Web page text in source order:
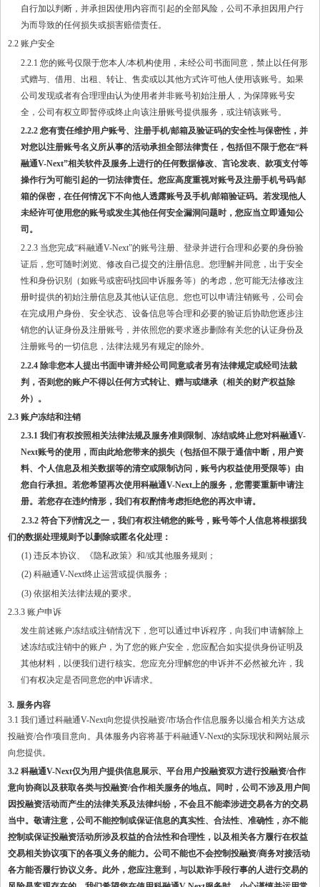
自行加以判断，并承担因使用内容而引起的全部风险，公司不承担因用户行
为而导致的任何损失或损害赔偿责任。
2.2 账户安全
2.2.1 您的账号仅限于您本人/本机构使用，未经公司书面同意，禁止以任何形
式赠与、借用、出租、转让、售卖或以其他方式许可他人使用该账号。如果
公司发现或者有合理理由认为使用者并非账号初始注册人，为保障账号安
全，公司有权立即暂停或终止向该注册账号提供服务，或注销该账号。
2.2.2 您有责任维护用户账号、注册手机/邮箱及验证码的安全性与保密性，并
对您以注册账号名义所从事的活动承担全部法律责任，包括但不限于您在“科
融通V-Next”相关软件及服务上进行的任何数据修改、言论发表、款项支付等
操作行为可能引起的一切法律责任。您应高度重视对账号及注册手机号码/邮
箱的保密，在任何情况下不向他人透露账号及手机/邮箱验证码。若发现他人
未经许可使用您的账号或发生其他任何安全漏洞问题时，您应当立即通知公
司。
2.2.3 当您完成“科融通V-Next”的账号注册、登录并进行合理和必要的身份验
证后，您可随时浏览、修改自己提交的注册信息。您理解并同意，出于安全
性和身份识别（如账号或密码找回申诉服务等）的考虑，您可能无法修改注
册时提供的初始注册信息及其他认证信息。您也可以申请注销账号，公司会
在完成用户身份、安全状态、设备信息等合理和必要的验证后协助您逐步注
销您的认证身份及注册账号，并依照您的要求逐步删除有关您的认证身份及
注册账号的一切信息，法律法规另有规定的除外。
2.2.4 除非您本人提出书面申请并经公司同意或者另有法律规定或经司法裁
判，否则您的账户不得以任何方式转让、赠与或继承（相关的财产权益除
外）。
2.3 账户冻结和注销
2.3.1 我们有权按照相关法律法规及服务准则限制、冻结或终止您对科融通V-
Next账号的使用，而由此给您带来的损失（包括但不限于通信中断，用户资
料、个人信息及相关数据等的清空或限制访问，账号内权益使用受限等）由
您自行承担。若您希望再次使用科融通V-Next上的服务，您需要重新申请注
册。若您存在违约情形，我们有权酌情考虑拒绝您的再次申请。
2.3.2 符合下列情况之一，我们有权注销您的账号，账号等个人信息将根据我
们的数据处理规则予以删除或匿名化处理：
(1) 违反本协议、《隐私政策》和/或其他服务规则；
(2) 科融通V-Next终止运营或提供服务；
(3) 依据相关法律法规的要求。
2.3.3 账户申诉
发生前述账户冻结或注销情况下，您可以通过申诉程序，向我们申请解除上
述冻结或注销中的账户，为了您的账户安全，您应配合如实提供身份证明及
其他材料，以便我们进行核实。您应充分理解您的申诉并不必然被允许，我
们有权决定是否同意您的申诉请求。
3. 服务内容
3.1 我们通过科融通V-Next向您提供投融资/市场合作信息服务以撮合相关方达成
投融资/合作项目意向。具体服务内容将基于科融通V-Next的实际现状和网站展示
向您提供。
3.2 科融通V-Next仅为用户提供信息展示、平台用户投融资双方进行投融资/合作
意向协商以及获取各类与投融资/合作相关服务的地点。同时，公司不涉及用户间
因投融资活动而产生的法律关系及法律纠纷，不会且不能牵涉进交易各方的交易
当中。敬请注意，公司不能控制或保证信息的真实性、合法性、准确性，亦不能
控制或保证投融资活动所涉及权益的合法性和合理性，以及相关各方履行在权益
交易相关协议项下的各项义务的能力。公司不能也不会控制投融资/商务对接活动
各方能否履行协议义务。此外，您应注意到，与以欺诈手段行事的人进行交易的